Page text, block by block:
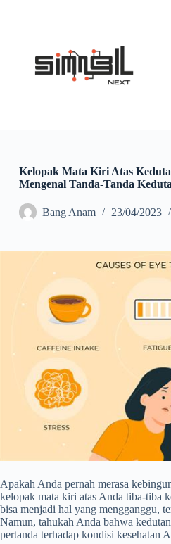
Kelopak Mata Kiri Atas
Mengenal Tanda-Tanda
Bang Anam 23/04/2023
Apakah Anda pernah merasa
kelopak mata kiri atas Anda tiba-tiba
bisa menjadi hal yang mengganggu,
Namun, tahukah Anda bahwa
pertanda terhadap kondisi kesehatan